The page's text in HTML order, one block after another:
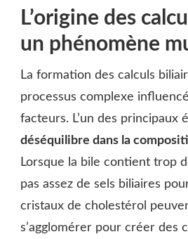
L’origine des
un phénomène
La formation des calculs
processus complexe
facteurs. L’un des principaux
déséquilibre dans la
Lorsque la bile contient trop
pas assez de sels biliaires
cristaux de cholestérol
s’agglomérer pour créer des